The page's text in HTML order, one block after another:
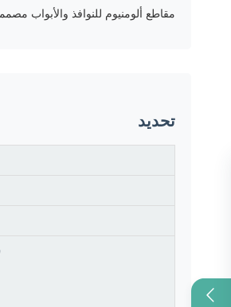
مقاطع ألومنيوم للنوافذ والأبواب مصممة خصيصًا لأسواق تشيلي وبوليفيا في
تحديد